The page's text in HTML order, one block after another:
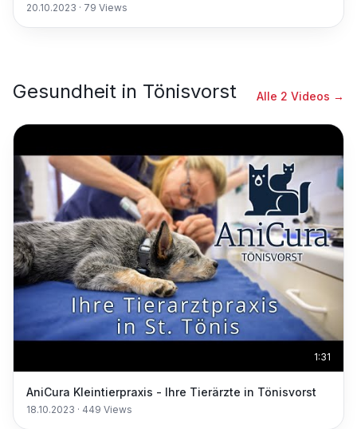
20.10.2023 · 79 Views
Gesundheit in Tönisvorst Alle 2 Videos →
1:31
AniCura Kleintierpraxis - Ihre Tierärzte in Tönisvorst
18.10.2023 · 449 Views